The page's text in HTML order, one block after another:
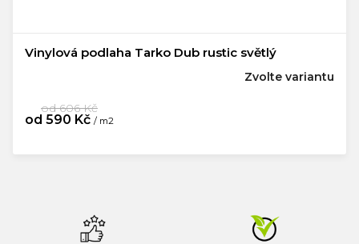
Vinylová podlaha Tarko Dub rustic světlý
od 606 Kč
od 590 Kč / m2
Zvolte variantu